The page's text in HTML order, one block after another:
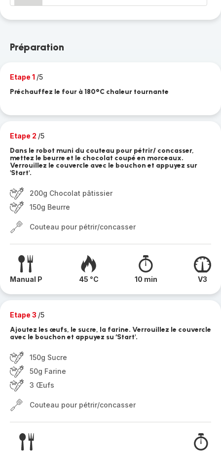
Préparation
Etape 1 /5
Préchauffez le four à 180°C chaleur tournante
Etape 2 /5
Dans le robot muni du couteau pour pétrir/ concasser,
mettez le beurre et le chocolat coupé en morceaux.
Verrouillez le couvercle avec le bouchon et appuyez sur
'Start'.
200g Chocolat pâtissier
150g Beurre
Couteau pour pétrir/concasser
Manual P 45 °C 10 min V3
Etape 3 /5
Ajoutez les œufs, le sucre, la farine. Verrouillez le couvercle
avec le bouchon et appuyez su ‘Start'.
150g Sucre
50g Farine
3 Œufs
Couteau pour pétrir/concasser